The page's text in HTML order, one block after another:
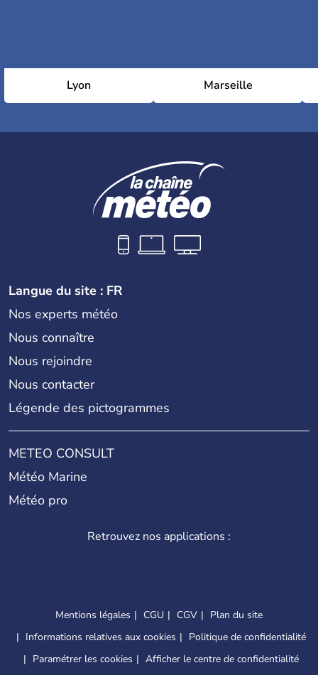
Lyon Marseille
Langue du site : FR
Nos experts météo
Nous connaître
Nous rejoindre
Nous contacter
Légende des pictogrammes
METEO CONSULT
Météo Marine
Météo pro
Retrouvez nos applications :
Mentions légales CGU CGV
Plan du site
Informations relatives aux cookies
Politique de confidentialité
Paramétrer les cookies
Afficher le centre de confidentialité